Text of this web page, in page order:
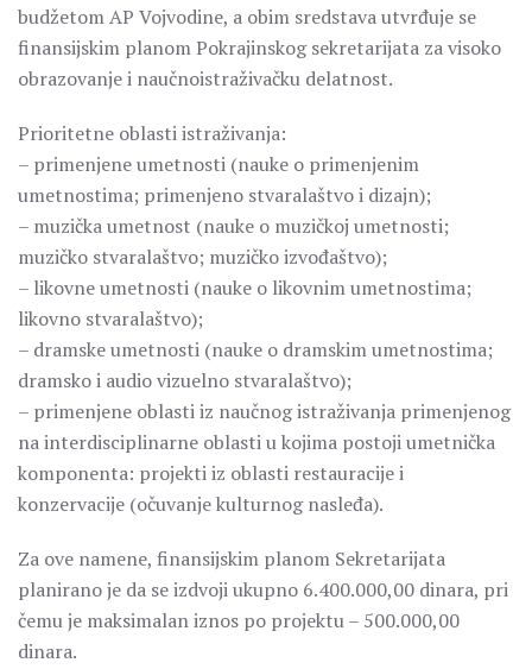
budžetom AP Vojvodine, a obim sredstava utvrđuje se
finansijskim planom Pokrajinskog sekretarijata za visoko
obrazovanje i naučnoistraživačku delatnost.
Prioritetne oblasti istraživanja:
– primenjene umetnosti (nauke o primenjenim
umetnostima; primenjeno stvaralaštvo i dizajn);
– muzička umetnost (nauke o muzičkoj umetnosti;
muzičko stvaralaštvo; muzičko izvođaštvo);
– likovne umetnosti (nauke o likovnim umetnostima;
likovno stvaralaštvo);
– dramske umetnosti (nauke o dramskim umetnostima;
dramsko i audio vizuelno stvaralaštvo);
– primenjene oblasti iz naučnog istraživanja primenjenog
na interdisciplinarne oblasti u kojima postoji umetnička
komponenta: projekti iz oblasti restauracije i
konzervacije (očuvanje kulturnog nasleđa).
Za ove namene, finansijskim planom Sekretarijata
planirano je da se izdvoji ukupno 6.400.000,00 dinara, pri
čemu je maksimalan iznos po projektu – 500.000,00
dinara.